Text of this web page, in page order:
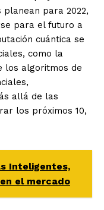
para 2022,
para el futuro a
cuántica se
como la
los algoritmos de
allá de las
los próximos 10,
Inteligentes,
el mercado